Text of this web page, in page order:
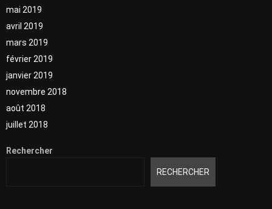
mai 2019
avril 2019
mars 2019
février 2019
janvier 2019
novembre 2018
août 2018
juillet 2018
Rechercher
RECHERCHER